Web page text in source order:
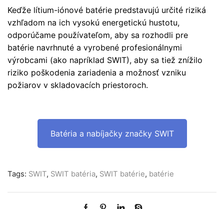
Keďže lítium-iónové batérie predstavujú určité riziká
vzhľadom na ich vysokú energetickú hustotu,
odporúčame používateľom, aby sa rozhodli pre
batérie navrhnuté a vyrobené profesionálnymi
výrobcami (ako napríklad SWIT), aby sa tiež znížilo
riziko poškodenia zariadenia a možnosť vzniku
požiarov v skladovacích priestoroch.
Batéria a nabíjačky značky SWIT
Tags: SWIT, SWIT batéria, SWIT batérie, batérie